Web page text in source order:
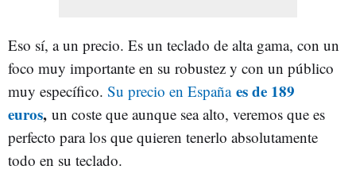
Eso sí, a un precio. Es un teclado de alta gama, con un
foco muy importante en su robustez y con un público
muy específico. Su precio en España es de 189
euros, un coste que aunque sea alto, veremos que es
perfecto para los que quieren tenerlo absolutamente
todo en su teclado.